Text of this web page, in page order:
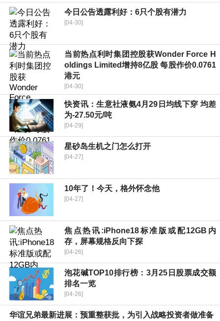
今日公告透露利好：6只个股有潜力
[04-30]
当前热点利时集团控股获Wonder Force H
oldings Limited增持8亿股 每股作价0.0761
港元
[04-30]
快资讯：生意社液氨4月29日均线下穿 均差
为-27.50元/吨
[04-29]
星砂岛生机之门怎么打开
[04-27]
10年了！今天，格外怀念他
[04-27]
焦点热讯:iPhone18标准版或配12GB内
存，屏幕规格反向下探
[04-26]
泡花碱TOP10排行榜：3月25日股票成交额
排名一览
[04-26]
华谊兄弟最新进展：预重整获批，为引入战略投资者做准备